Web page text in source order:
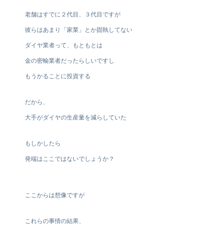
老舗はすでに２代目、３代目ですが
彼らはあまり「家業」とか固執してない
ダイヤ業者って、もともとは
金の密輸業者だったらしいですし
もうかることに投資する
だから、
大手がダイヤの生産量を減らしていた
もしかしたら
発端はここではないでしょうか？
ここからは想像ですが
これらの事情の結果、